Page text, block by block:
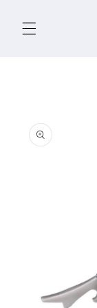
conteúdo
do produto